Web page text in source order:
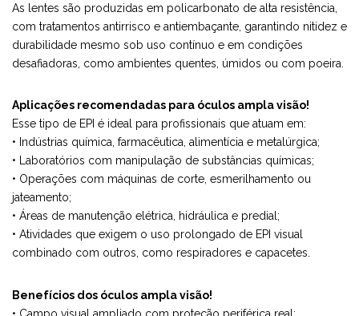
As lentes são produzidas em policarbonato de alta resistência,
com tratamentos antirrisco e antiembaçante, garantindo nitidez e
durabilidade mesmo sob uso contínuo e em condições
desafiadoras, como ambientes quentes, úmidos ou com poeira.
Aplicações recomendadas para óculos ampla visão!
Esse tipo de EPI é ideal para profissionais que atuam em:
• Indústrias química, farmacêutica, alimentícia e metalúrgica;
• Laboratórios com manipulação de substâncias químicas;
• Operações com máquinas de corte, esmerilhamento ou
jateamento;
• Áreas de manutenção elétrica, hidráulica e predial;
• Atividades que exigem o uso prolongado de EPI visual
combinado com outros, como respiradores e capacetes.
Benefícios dos óculos ampla visão!